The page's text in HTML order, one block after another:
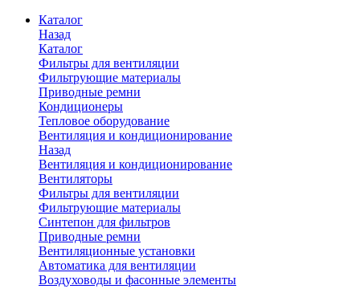
Каталог
Назад
Каталог
Фильтры для вентиляции
Фильтрующие материалы
Приводные ремни
Кондиционеры
Тепловое оборудование
Вентиляция и кондиционирование
Назад
Вентиляция и кондиционирование
Вентиляторы
Фильтры для вентиляции
Фильтрующие материалы
Синтепон для фильтров
Приводные ремни
Вентиляционные установки
Автоматика для вентиляции
Воздуховоды и фасонные элементы